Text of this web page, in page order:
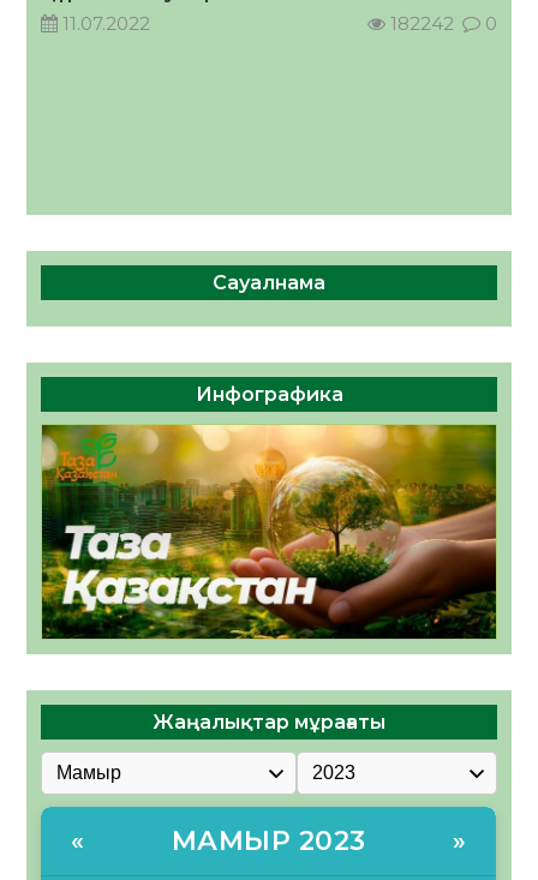
11.07.2022
182242 0
Сауалнама
Инфографика
Жаңалықтар мұрағаты
« МАМЫР 2023 »